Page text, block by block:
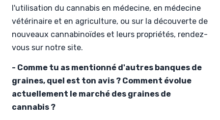
l'utilisation du cannabis en médecine, en médecine
vétérinaire et en agriculture, ou sur la découverte de
nouveaux cannabinoïdes et leurs propriétés, rendez-
vous sur notre site.
- Comme tu as mentionné d'autres banques de
graines, quel est ton avis ? Comment évolue
actuellement le marché des graines de
cannabis ?